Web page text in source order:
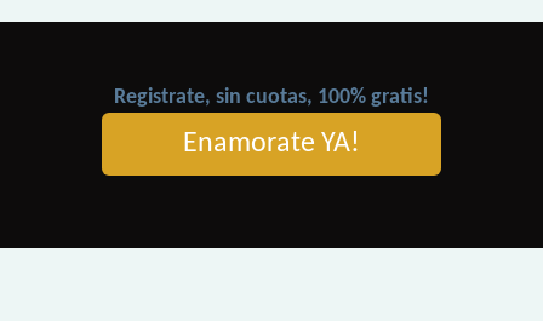
Registrate, sin cuotas, 100% gratis!
Enamorate YA!